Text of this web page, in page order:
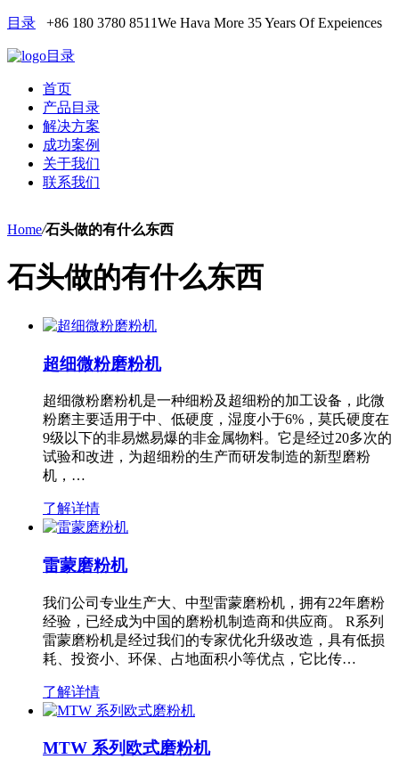
目录 +86 180 3780 8511We Hava More 35 Years Of Expeiences
目录
首页
产品目录
解决方案
成功案例
关于我们
联系我们
Home/石头做的有什么东西
石头做的有什么东西
超细微粉磨粉机
超细微粉磨粉机是一种细粉及超细粉的加工设备，此微
粉磨主要适用于中、低硬度，湿度小于6%，莫氏硬度在
9级以下的非易燃易爆的非金属物料。它是经过20多次的
试验和改进，为超细粉的生产而研发制造的新型磨粉
机，…
了解详情
雷蒙磨粉机
我们公司专业生产大、中型雷蒙磨粉机，拥有22年磨粉
经验，已经成为中国的磨粉机制造商和供应商。 R系列
雷蒙磨粉机是经过我们的专家优化升级改造，具有低损
耗、投资小、环保、占地面积小等优点，它比传…
了解详情
MTW 系列欧式磨粉机